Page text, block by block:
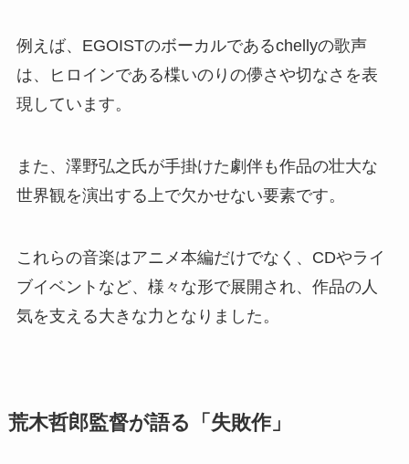
例えば、EGOISTのボーカルであるchellyの歌声
は、ヒロインである楪いのりの儚さや切なさを表
現しています。
また、澤野弘之氏が手掛けた劇伴も作品の壮大な
世界観を演出する上で欠かせない要素です。
これらの音楽はアニメ本編だけでなく、CDやライ
ブイベントなど、様々な形で展開され、作品の人
気を支える大きな力となりました。
荒木哲郎監督が語る「失敗作」